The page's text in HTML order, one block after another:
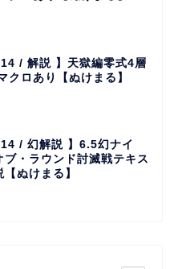
/ 解説 】天獄編零式4層
クロあり【ぬけまる】
/ 幻解説 】6.5幻ナイ
ブ・ラウンド討滅戦テキス
【ぬけまる】